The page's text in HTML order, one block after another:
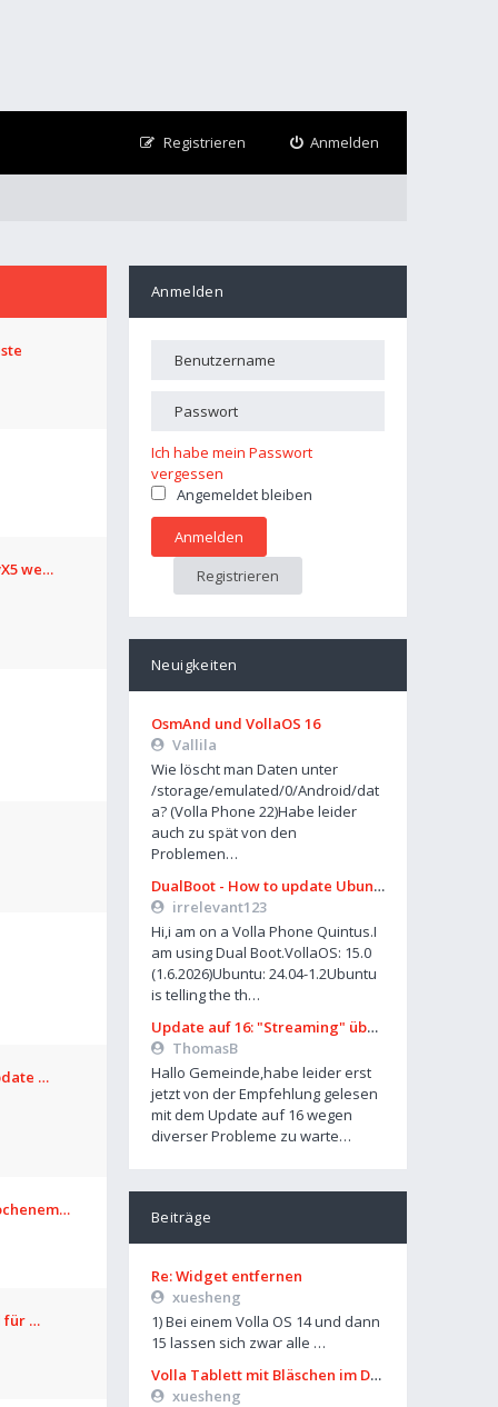
Anmelden
Registrieren
Anmelden
Ich habe mein Passwort
vergessen
Angemeldet bleiben
Registrieren
Neuigkeiten
OsmAnd und VollaOS 16
Vallila
Wie löscht man Daten unter
/storage/emulated/0/Android/dat
a? (Volla Phone 22)Habe leider
auch zu spät von den
Problemen…
DualBoot - How to update Ubuntu
irrelevant123
Hi,i am on a Volla Phone Quintus.I
am using Dual Boot.VollaOS: 15.0
(1.6.2026)Ubuntu: 24.04-1.2Ubuntu
is telling the th…
Update auf 16: "Streaming" über Mobilfunk geht nicht mehr
ThomasB
Hallo Gemeinde,habe leider erst
jetzt von der Empfehlung gelesen
mit dem Update auf 16 wegen
diverser Probleme zu warte…
Beiträge
Re: Widget entfernen
xuesheng
1) Bei einem Volla OS 14 und dann
15 lassen sich zwar alle …
Volla Tablett mit Bläschen im Display?
xuesheng
we…
…
für …